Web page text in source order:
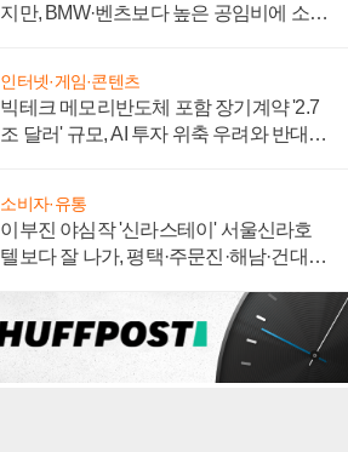
지만, BMW·벤츠보다 높은 공임비에 소비
인터넷·게임·콘텐츠
빅테크 메모리반도체 포함 장기계약 '2.7
조 달러' 규모, AI 투자 위축 우려와 반대
소비자·유통
이부진 야심작 '신라스테이' 서울신라호
텔보다 잘 나가, 평택·주문진·해남·건대로